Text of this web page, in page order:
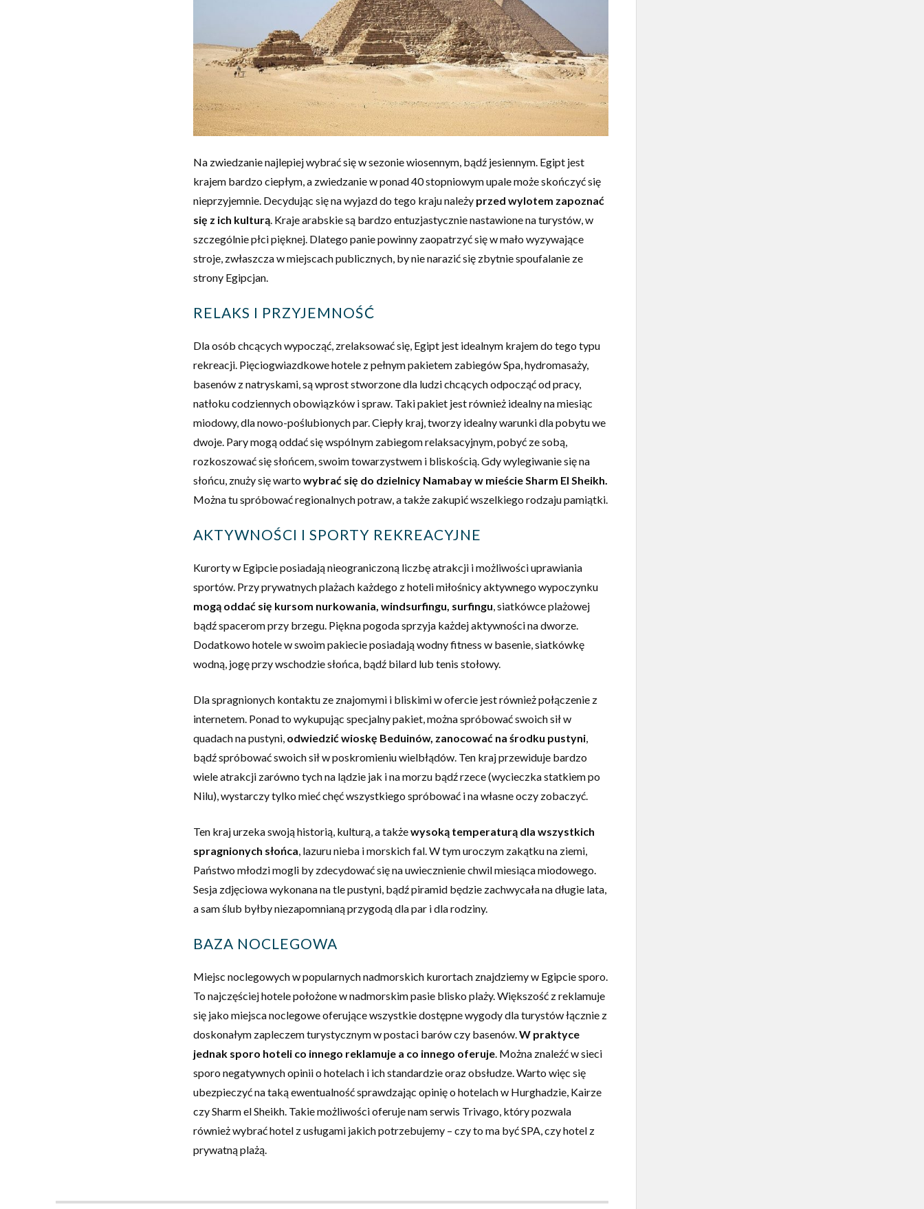
Na zwiedzanie najlepiej wybrać się w sezonie wiosennym, bądź jesiennym. Egipt jest
krajem bardzo ciepłym, a zwiedzanie w ponad 40 stopniowym upale może skończyć się
nieprzyjemnie. Decydując się na wyjazd do tego kraju należy przed wylotem zapoznać
się z ich kulturą. Kraje arabskie są bardzo entuzjastycznie nastawione na turystów, w
szczególnie płci pięknej. Dlatego panie powinny zaopatrzyć się w mało wyzywające
stroje, zwłaszcza w miejscach publicznych, by nie narazić się zbytnie spoufalanie ze
strony Egipcjan.
RELAKS I PRZYJEMNOŚĆ
Dla osób chcących wypocząć, zrelaksować się, Egipt jest idealnym krajem do tego typu
rekreacji. Pięciogwiazdkowe hotele z pełnym pakietem zabiegów Spa, hydromasaży,
basenów z natryskami, są wprost stworzone dla ludzi chcących odpocząć od pracy,
natłoku codziennych obowiązków i spraw. Taki pakiet jest również idealny na miesiąc
miodowy, dla nowo-poślubionych par. Ciepły kraj, tworzy idealny warunki dla pobytu we
dwoje. Pary mogą oddać się wspólnym zabiegom relaksacyjnym, pobyć ze sobą,
rozkoszować się słońcem, swoim towarzystwem i bliskością. Gdy wylegiwanie się na
słońcu, znuży się wartowybrać się do dzielnicy Namabay w mieście Sharm El Sheikh.
Można tu spróbować regionalnych potraw, a także zakupić wszelkiego rodzaju pamiątki.
AKTYWNOŚCI I SPORTY REKREACYJNE
Kurorty w Egipcie posiadają nieograniczoną liczbę atrakcji i możliwości uprawiania
sportów. Przy prywatnych plażach każdego z hoteli miłośnicy aktywnego wypoczynku
mogą oddać się kursom nurkowania, windsurfingu, surfingu, siatkówce plażowej
bądź spacerom przy brzegu. Piękna pogoda sprzyja każdej aktywności na dworze.
Dodatkowo hotele w swoim pakiecie posiadają wodny fitness w basenie, siatkówkę
wodną, jogę przy wschodzie słońca, bądź bilard lub tenis stołowy.
Dla spragnionych kontaktu ze znajomymi i bliskimi w ofercie jest również połączenie z
internetem. Ponad to wykupując specjalny pakiet, można spróbować swoich sił w
quadach na pustyni, odwiedzić wioskę Beduinów, zanocować na środku pustyni,
bądź spróbować swoich sił w poskromieniu wielbłądów. Ten kraj przewiduje bardzo
wiele atrakcji zarówno tych na lądzie jak i na morzu bądź rzece (wycieczka statkiem po
Nilu), wystarczy tylko mieć chęć wszystkiego spróbować i na własne oczy zobaczyć.
Ten kraj urzeka swoją historią, kulturą, a takżewysoką temperaturą dla wszystkich
spragnionych słońca, lazuru nieba i morskich fal. W tym uroczym zakątku na ziemi,
Państwo młodzi mogli by zdecydować się na uwiecznienie chwil miesiąca miodowego.
Sesja zdjęciowa wykonana na tle pustyni, bądź piramid będzie zachwycała na długie lata,
a sam ślub byłby niezapomnianą przygodą dla par i dla rodziny.
BAZA NOCLEGOWA
Miejsc noclegowych w popularnych nadmorskich kurortach znajdziemy w Egipcie sporo.
To najczęściej hotele położone w nadmorskim pasie blisko plaży. Większość z reklamuje
się jako miejsca noclegowe oferujące wszystkie dostępne wygody dla turystów łącznie z
doskonałym zapleczem turystycznym w postaci barów czy basenów.W praktyce
jednak sporo hoteli co innego reklamuje a co innego oferuje. Można znaleźć w sieci
sporo negatywnych opinii o hotelach i ich standardzie oraz obsłudze. Warto więc się
ubezpieczyć na taką ewentualność sprawdzając opinię o hotelach w Hurghadzie, Kairze
czy Sharm el Sheikh. Takie możliwości oferuje nam serwis Trivago, który pozwala
również wybrać hotel z usługami jakich potrzebujemy – czy to ma być SPA, czy hotel z
prywatną plażą.